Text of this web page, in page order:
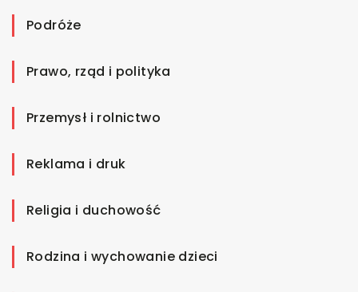
Podróże
Prawo, rząd i polityka
Przemysł i rolnictwo
Reklama i druk
Religia i duchowość
Rodzina i wychowanie dzieci